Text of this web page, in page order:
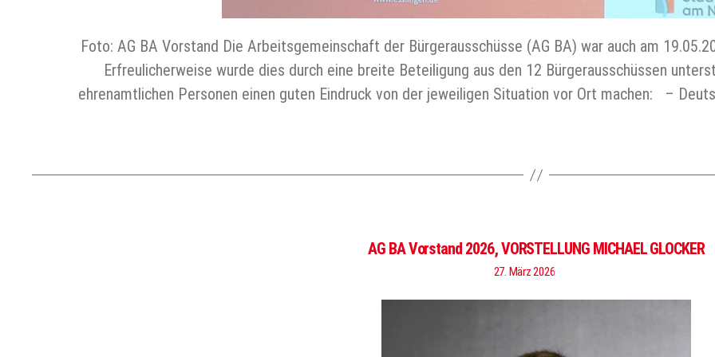
Foto: AG BA Vorstand Die Arbeitsgemeinschaft der Bürgerausschüsse (AG BA) war auch am
Erfreulicherweise wurde dies durch eine breite Beteiligung aus den 12 Bürgerausschüssen
ehrenamtlichen Personen einen guten Eindruck von der jeweiligen Situation vor Ort machen: –
AG BA Vorstand 2026, VORSTELLUNG MICHAEL GLOCKER
27. März 2026